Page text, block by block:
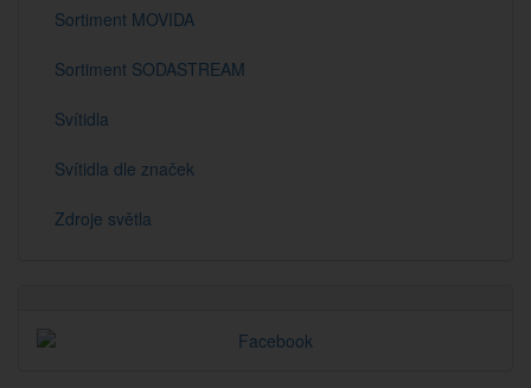
Sortiment MOVIDA
Sortiment SODASTREAM
Svítidla
Svítidla dle značek
Zdroje světla